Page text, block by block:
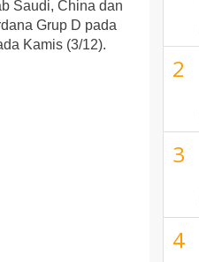
Saudi, China dan
Grup D pada
Kamis (3/12).
2
3
4